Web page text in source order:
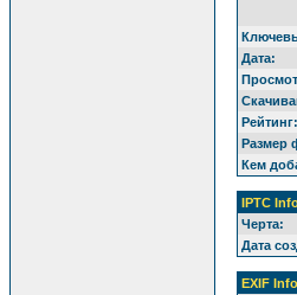
Дата:
Рейтинг:
Размер
Кем
IPTC
Черта:
Дата
EXIF Info